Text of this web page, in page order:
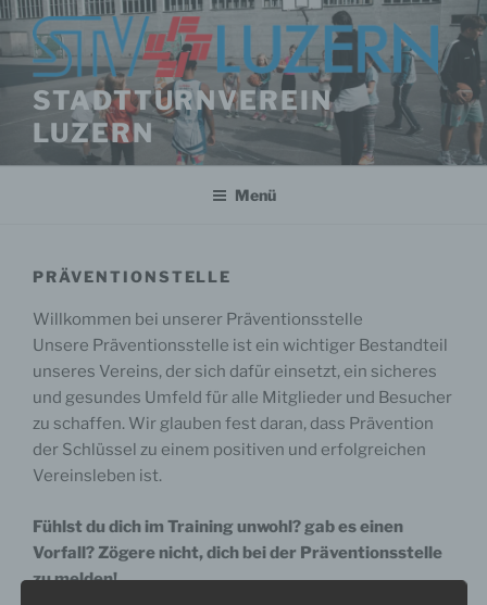
Zum
Inhalt
springen
STADTTURNVEREIN
LUZERN
Menü
PRÄVENTIONSTELLE
Willkommen bei unserer Präventionsstelle
Unsere Präventionsstelle ist ein wichtiger Bestandteil
unseres Vereins, der sich dafür einsetzt, ein sicheres
und gesundes Umfeld für alle Mitglieder und Besucher
zu schaffen. Wir glauben fest daran, dass Prävention
der Schlüssel zu einem positiven und erfolgreichen
Vereinsleben ist.
Fühlst du dich im Training unwohl? gab es einen
Vorfall? Zögere nicht, dich bei der Präventionsstelle
zu melden!